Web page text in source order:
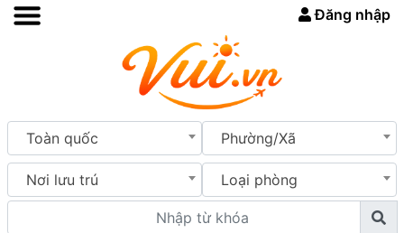
Đăng nhập
Toàn quốc Phường/Xã
Nơi lưu trú Loại phòng